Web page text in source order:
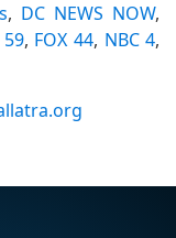
, DC NEWS NOW,
59, FOX 44, NBC 4,